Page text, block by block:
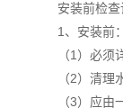
安装前检
1、安装前
（1）必
（2）清
（3）应